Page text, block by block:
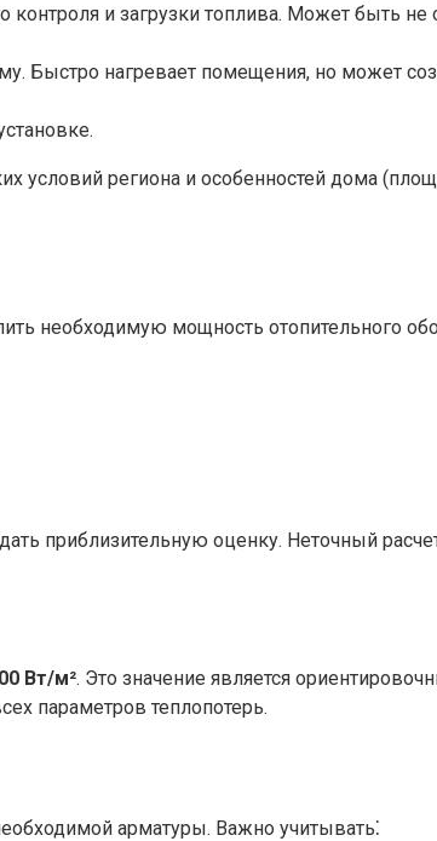
контроля и загрузки топлива. Может быть
Быстро нагревает помещения, но может
условий региона и особенностей дома
необходимую мощность отопительного
приблизительную оценку. Неточный
Вт/м². Это значение является
параметров теплопотерь.
арматуры. Важно учитывать⁚